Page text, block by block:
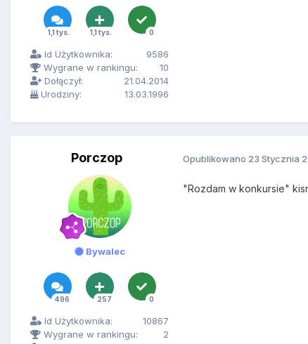
1,1 tys. 1,1 tys. 0
Id Użytkownika:
9586
Wygrane w rankingu:
10
Dołączył:
21.04.2014
Urodziny:
13.03.1996
Porczop
Bywalec
496 257 0
Id Użytkownika:
10867
Wygrane w rankingu:
2
Opublikowano 23 Stycznia
"Rozdam w konkursie"